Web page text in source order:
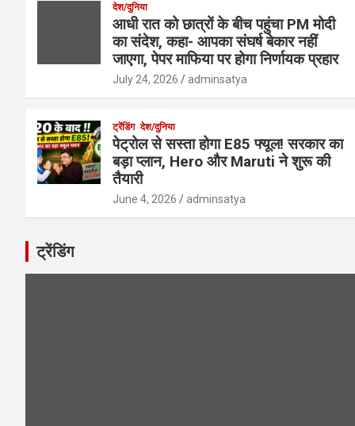
देश/दुनिया
आधी रात को छात्रों के बीच पहुंचा PM मोदी
का संदेश, कहा- आपका संघर्ष बेकार नहीं
जाएगा, पेपर माफिया पर होगा निर्णायक प्रहार
July 24, 2026 adminsatya
ट्रेंडिंग देश/दुनिया
पेट्रोल से सस्ता होगा E85 फ्यूल! सरकार का
बड़ा प्लान, Hero और Maruti ने शुरू की
तैयारी
June 4, 2026 adminsatya
ट्रेंडिंग